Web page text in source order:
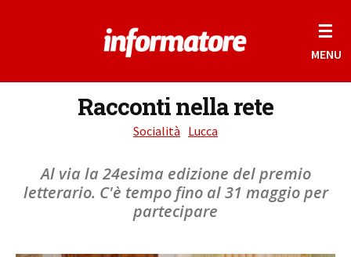
☰
MENU
Racconti nella rete
Socialità Lucca
Al via la 24esima edizione del premio
letterario. C'è tempo fino al 31 maggio per
partecipare